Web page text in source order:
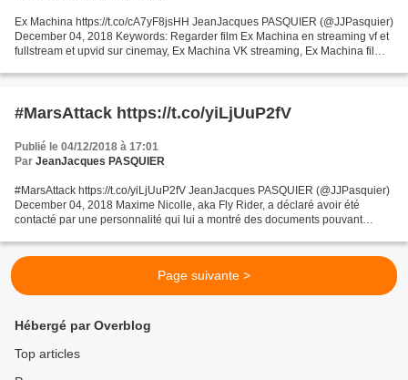
Ex Machina https://t.co/cA7yF8jsHH JeanJacques PASQUIER (@JJPasquier)
December 04, 2018 Keywords: Regarder film Ex Machina en streaming vf et
fullstream et upvid sur cinemay, Ex Machina VK streaming, Ex Machina film
#MarsAttack https://t.co/yiLjUuP2fV
Publié le 04/12/2018 à 17:01
Par JeanJacques PASQUIER
#MarsAttack https://t.co/yiLjUuP2fV JeanJacques PASQUIER (@JJPasquier)
December 04, 2018 Maxime Nicolle, aka Fly Rider, a déclaré avoir été
contacté par une personnalité qui lui a montré des documents pouvant
Page suivante >
Hébergé par Overblog
Top articles